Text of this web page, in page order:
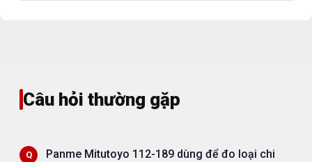
Câu hỏi thường gặp
Panme Mitutoyo 112-189 dùng để đo loại chi